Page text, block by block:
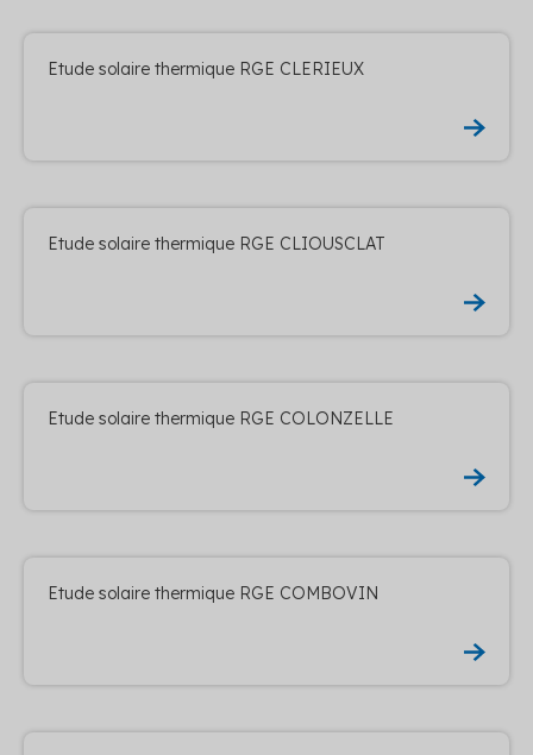
Etude solaire thermique RGE CLERIEUX
Etude solaire thermique RGE CLIOUSCLAT
Etude solaire thermique RGE COLONZELLE
Etude solaire thermique RGE COMBOVIN